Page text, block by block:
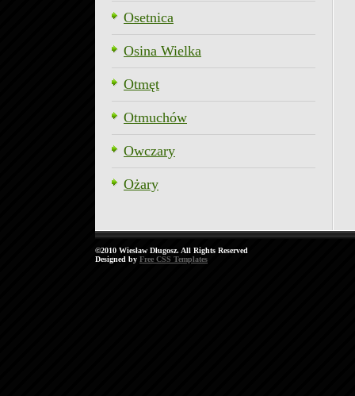
Osetnica
Osina Wielka
Otmęt
Otmuchów
Owczary
Ożary
©2010 Wiesław Długosz. All Rights Reserved
Designed by Free CSS Templates